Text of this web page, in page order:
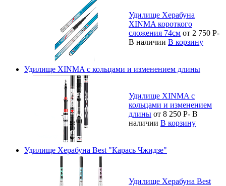
Удилище Херабуна
XINMA короткого
сложения 74см от 2 750 Р-
В наличии В корзину
Удилище XINMA с кольцами и изменением длины
Удилище XINMA с
кольцами и изменением
длины от 8 250 Р- В
наличии В корзину
Удилище Херабуна Best "Карась Чжидзе"
Удилище Херабуна Best